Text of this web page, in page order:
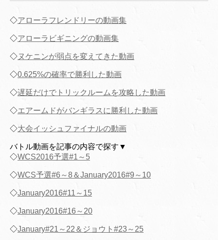
◇アローラフレンドリーの動画集
◇アローラビギニングの動画集
◇ヌケニンが弱点を変えてきた動画
◇0.625%の確率で勝利した動画
◇遅延だけでトリックルームを攻略した動画
◇エアームドがバンギラスに勝利した動画
◇大会イッシュファイナルの動画
バトル動画を記事の内容で探す▼
◇WCS2016予選#1～5
◇WCS予選#6～8＆January2016#9～10
◇January2016#11～15
◇January2016#16～20
◇January#21～22＆ジョウト#23～25